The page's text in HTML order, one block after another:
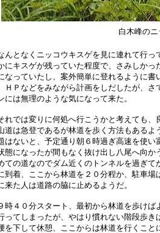
白木峰の
んとなくニッコウキスゲを見に連れて行っ
にキスゲが残っていた程度で、さみしか
なっていたし、案外簡単に登れるように
ＨＰなどをみながら計画をしだしたが、
には無理のような気になって来た。
れでは変りに何処へ行こうかと考えても、
道は急登であるが林道を歩く方法もある
はないと、予定通り朝６時過ぎ高速を使
態になったが間もなく抜け出し八尾へ向
ての道なのでダム近くのトンネルを過ぎ
到着、ここから林道を２０分程か、駐車
来た人は道路の脇に止めるようだ。
時４０分スタート、最初から林道を歩けば
ってしまったが、やはり慣れない階段歩
を下して休憩、ここからは林道を行くこ